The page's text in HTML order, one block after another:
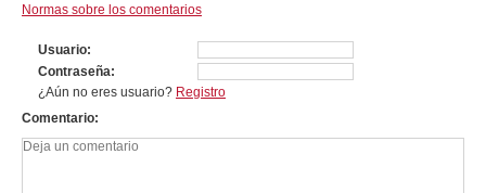
Normas sobre los comentarios
Usuario
Contraseña
¿Aún no eres usuario? Registro
Comentario